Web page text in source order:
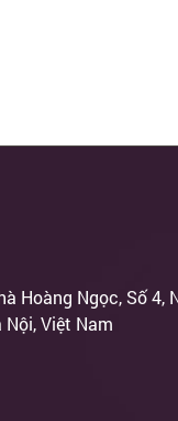
Hoàng Ngọc, Số 4,
Nội, Việt Nam